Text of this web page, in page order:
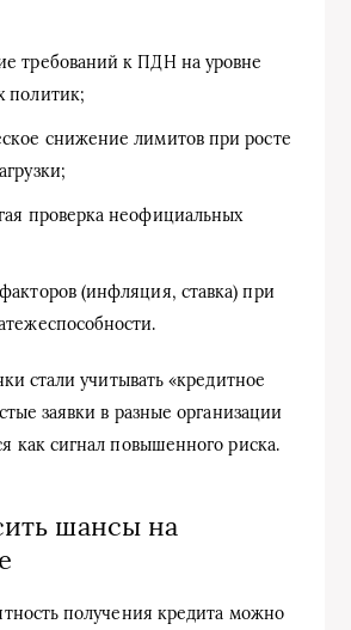
требований к ПДН на уровне
политик;
снижение лимитов при росте
проверка неофициальных
(инфляция, ставка) при
стали учитывать «кредитное
заявки в разные организации
как сигнал повышенного риска.
шансы на
получения кредита можно